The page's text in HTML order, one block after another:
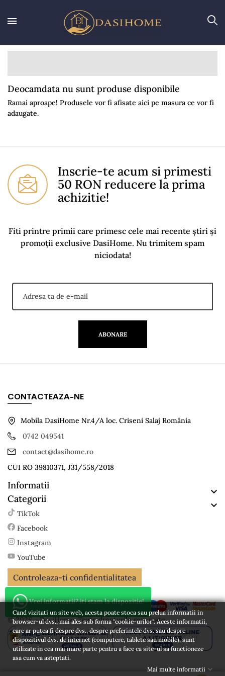
Deocamdata nu sunt produse disponibile
Ramai aproape! Produsele vor fi afisate aici pe masura ce vor fi
adaugate.
Inscrie-te acum si primesti
50 RON reducere la prima
achizitie!
Fiti printre primii care primesc cele mai recente știri și
promoții exclusive DasiHome. Nu trimitem spam
niciodata!
ABONARE
CONTACTEAZA-NE
Mobila DasiHome Nr.4/A loc. Criseni Salaj România
0742 049541
contact@dasihome.ro
CUI RO 39810371, J31/558/2018
Informatii

Categorii

TikTok
Facebook
Instagram
YouTube
Controleaza-ti confidentialitatea
© 2026 - DasiHome. Toate drepturile rezervate
Vrei informatii? iti stam la dispozitie!
Cand vizitati un site web, acesta poate stoca sau prelua informatii in
browser-ul dvs., mai ales sub forma "cookie-urilor". Aceste informatii,
care ar putea fi despre dvs., despre preferintele dvs. sau despre
dispozitivul dvs. de internet (computere, tablete sau mobile), sunt
utilizate in cea mai mare parte pentru a face ca site-ul sa functioneze
asa cum va asteptati.
Mai multe informatii